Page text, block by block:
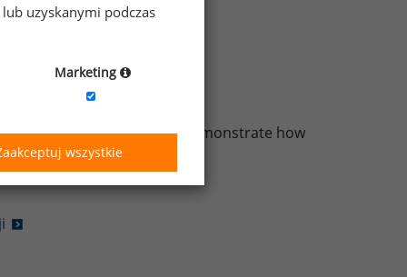
needs
and graphs that demonstrate how
uzyskanymi podczas
Marketing
wszystkie